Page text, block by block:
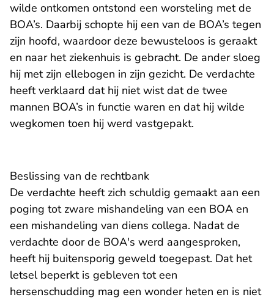
wilde ontkomen ontstond een worsteling met de
BOA’s. Daarbij schopte hij een van de BOA’s tegen
zijn hoofd, waardoor deze bewusteloos is geraakt
en naar het ziekenhuis is gebracht. De ander sloeg
hij met zijn ellebogen in zijn gezicht. De verdachte
heeft verklaard dat hij niet wist dat de twee
mannen BOA’s in functie waren en dat hij wilde
wegkomen toen hij werd vastgepakt.
Beslissing van de rechtbank
De verdachte heeft zich schuldig gemaakt aan een
poging tot zware mishandeling van een BOA en
een mishandeling van diens collega. Nadat de
verdachte door de BOA's werd aangesproken,
heeft hij buitensporig geweld toegepast. Dat het
letsel beperkt is gebleven tot een
hersenschudding mag een wonder heten en is niet